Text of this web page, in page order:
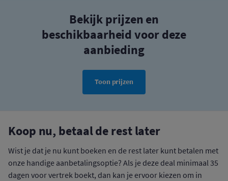
Bekijk prijzen en
beschikbaarheid voor deze
aanbieding
Toon prijzen
Koop nu, betaal de rest later
Wist je dat je nu kunt boeken en de rest later kunt betalen met
onze handige aanbetalingsoptie? Als je deze deal minimaal 35
dagen voor vertrek boekt, dan kan je ervoor kiezen om in